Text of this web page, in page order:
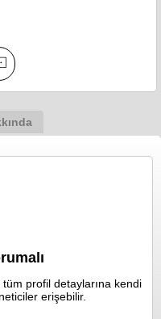
profil detaylarına kendi
erişebilir.